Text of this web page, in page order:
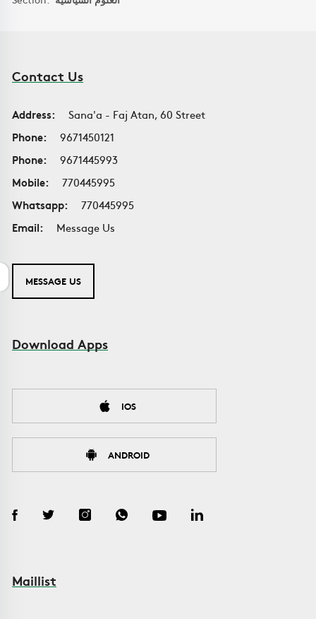
Contact Us
Address:
Sana'a - Faj Atan, 60 Street
Phone:
9671450121
Phone:
9671445993
Mobile:
770445995
Whatsapp:
770445995
Email:
Message Us
MESSAGE US
Download Apps
IOS
ANDROID
Maillist